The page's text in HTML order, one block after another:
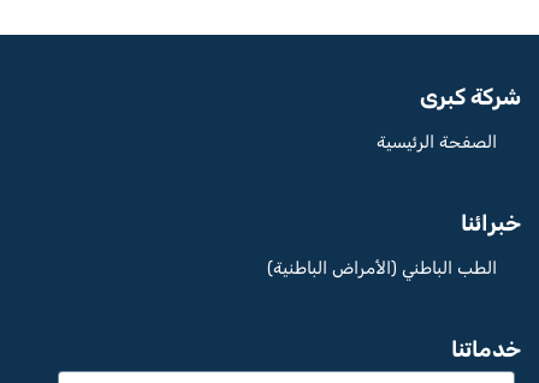
شركة كبرى
الصفحة الرئيسية
خبرائنا
الطب الباطني (الأمراض الباطنية)
خدماتنا